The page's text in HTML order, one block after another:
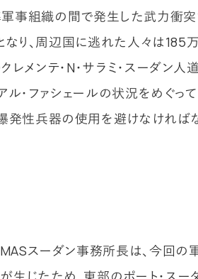
事組織の間で発生した武力衝突
り、周辺国に逃れた人々は185
レメンテ・N・サラミ・スーダン人
・ファシェールの状況をめぐって
発性兵器の使用を避けなければ
スーダン事務所長は、今回の